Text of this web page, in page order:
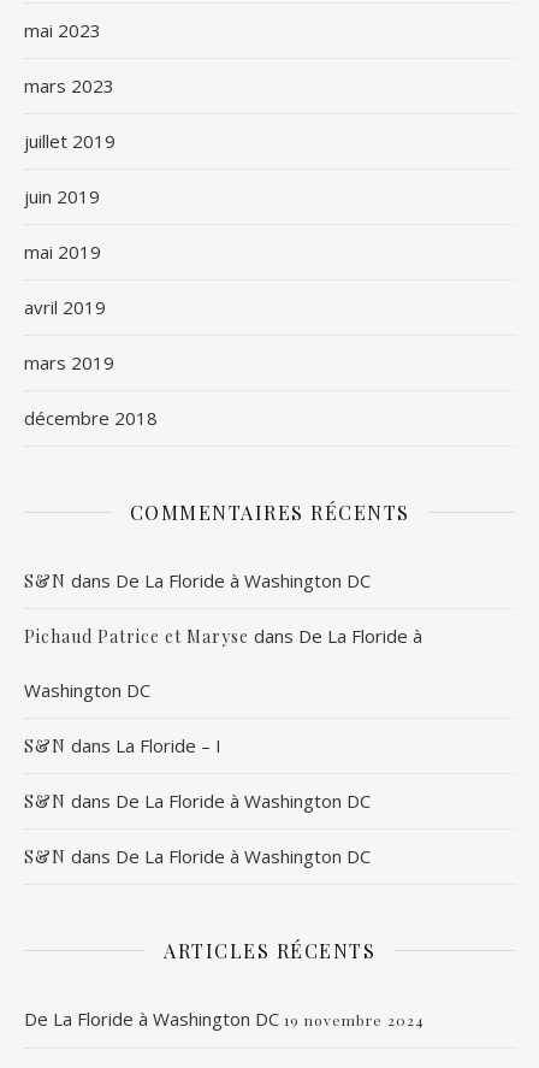
mai 2023
mars 2023
juillet 2019
juin 2019
mai 2019
avril 2019
mars 2019
décembre 2018
COMMENTAIRES RÉCENTS
S&N dans De La Floride à Washington DC
Pichaud Patrice et Maryse dans De La Floride à
Washington DC
S&N dans La Floride – I
S&N dans De La Floride à Washington DC
S&N dans De La Floride à Washington DC
ARTICLES RÉCENTS
De La Floride à Washington DC 19 novembre 2024